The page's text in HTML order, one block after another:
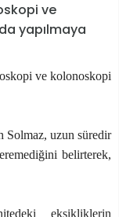
ve
yapılmaya
ve kolonoskopi
Solmaz, uzun süredir
belirterek,
eksikliklerin